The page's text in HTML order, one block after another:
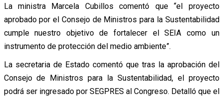
La ministra Marcela Cubillos comentó que “el proyecto
aprobado por el Consejo de Ministros para la Sustentabilidad
cumple nuestro objetivo de fortalecer el SEIA como un
instrumento de protección del medio ambiente”.
La secretaria de Estado comentó que tras la aprobación del
Consejo de Ministros para la Sustentabilidad, el proyecto
podrá ser ingresado por SEGPRES al Congreso. Detalló que el